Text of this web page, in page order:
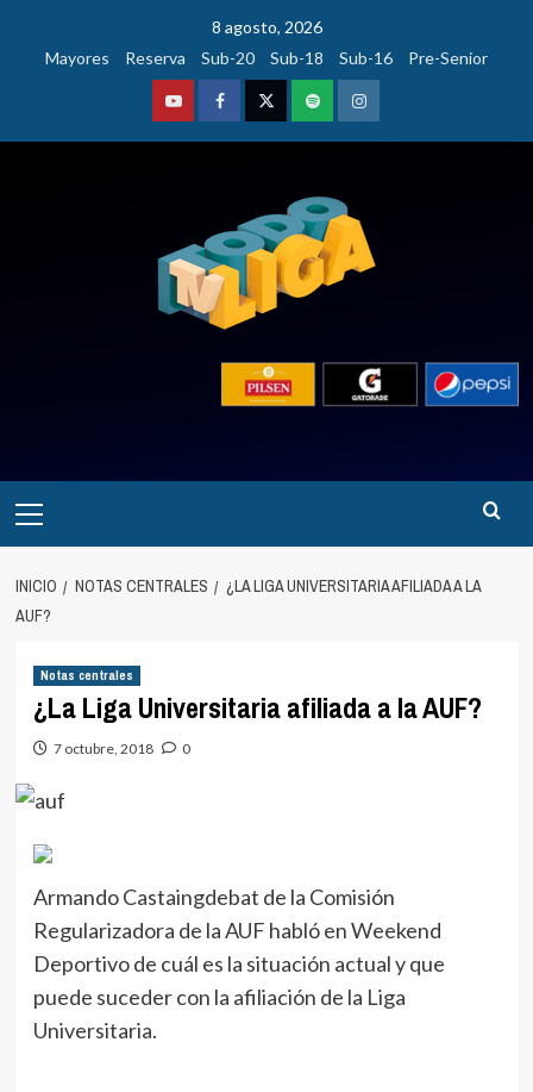
contenido
8 agosto, 2026
Mayores
Reserva Sub-20 Sub-18 Sub-16 Pre-Senior
YoutubeFacebookTwitterPodcastInstagram
principal
INICIO NOTAS CENTRALES
¿LA LIGA UNIVERSITARIA AFILIADA A LA
AUF?
Notas centrales
¿La Liga Universitaria afiliada a la AUF?
7 octubre, 2018 0
Armando Castaingdebat de la Comisión
Regularizadora de la AUF habló en Weekend
Deportivo de cuál es la situación actual y que
puede suceder con la afiliación de la Liga
Universitaria.